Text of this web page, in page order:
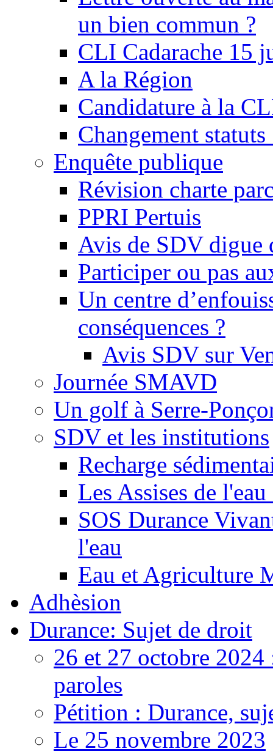
un bien commun ?
CLI Cadarache 15
A la Région
Candidature à la
Changement
Enquête publique
Révision charte
PPRI Pertuis
Avis de SDV digue
Participer ou pas
Un centre
conséquences ?
Avis SDV sur
Journée SMAVD
Un golf à Serre-
SDV et les institutions
Recharge
Les Assises de
SOS Durance
l'eau
Eau et Agriculture
Adhèsion
Durance: Sujet de droit
26 et 27 octobre 2024
paroles
Pétition : Durance,
Le 25 novembre 2023